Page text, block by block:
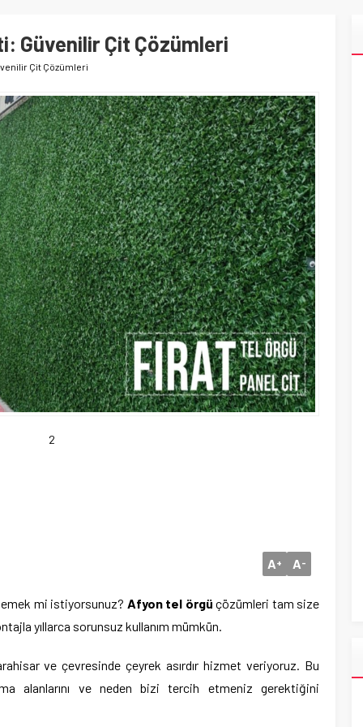
Güvenilir Çit Çözümleri
Çit Çözümleri
2
A+ A-
mi istiyorsunuz? Afyon tel örgü çözümleri tam size
yıllarca sorunsuz kullanım mümkün.
ve çevresinde çeyrek asırdır hizmet veriyoruz. Bu
alanlarını ve neden bizi tercih etmeniz gerektiğini